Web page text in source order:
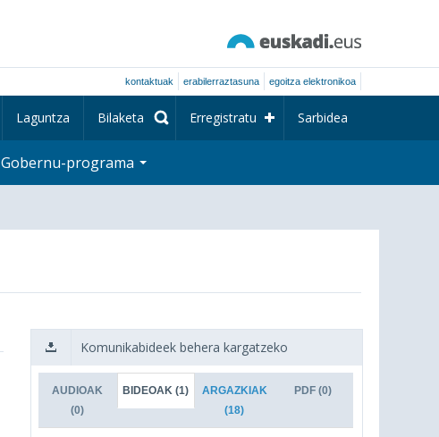
kontaktuak erabilerraztasuna egoitza elektronikoa
Laguntza Bilaketa Erregistratu Sarbidea
Gobernu-programa
Komunikabideek behera kargatzeko
AUDIOAK
(0)
BIDEOAK (1)
ARGAZKIAK
(18)
PDF (0)